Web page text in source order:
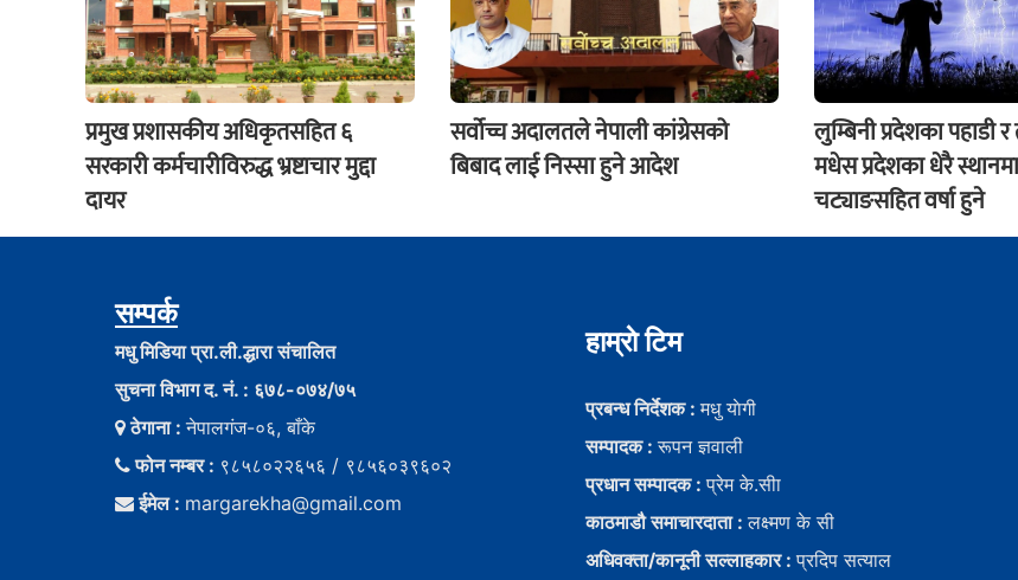
प्रमुख प्रशासकीय अधिकृतसहित ६
सरकारी कर्मचारीविरुद्ध भ्रष्टाचार मुद्दा
दायर
सर्वोच्च अदालतले नेपाली कांग्रेसको
बिबाद लाई निस्सा हुने आदेश
लुम्बिनी प्रदेशका पहाडी
मधेस प्रदेशका धेरै
चट्याङसहित वर्षा हुने
सम्पर्क
मधु मिडिया प्रा.ली.द्धारा संचालित
सुचना विभाग द. नं. : ६७८-०७४/७५
ठेगाना :नेपालगंज-०६, बाँके
फोन नम्बर : ९८५८०२२६५६ / ९८५६०३९६०२
ईमेल : margarekha@gmail.com
हाम्राे टिम
प्रबन्ध निर्देशक :मधु याेगी
सम्पादक :रूपन ज्ञवाली
प्रधान सम्पादक :प्रेम के.सीा
काठमाडौ समाचारदाता :लक्ष्मण के सी
अधिवक्ता/कानूनी सल्लाहकार :प्रदिप सत्याल